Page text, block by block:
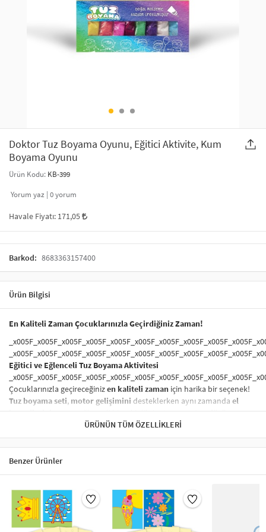
SAÇ AKSESUARLARI
GELİN / DÜĞÜN AKSESUARLARI
ŞAL VE FULAR
ODA KOKUSU VE MUM
YILBAŞI ÜRÜNLERİ
Doktor Tuz Boyama Oyunu, Eğitici Aktivite, Kum
Boyama Oyunu
Ürün Kodu: KB-399
Yorum yaz | 0yorum
Havale Fiyatı: 171,05
Barkod: 8683363157400
Ürün Bilgisi
En Kaliteli Zaman Çocuklarınızla Geçirdiğiniz Zaman!
Eğitici ve Eğlenceli Tuz Boyama Aktivitesi
Çocuklarınızla geçireceğinizen kaliteli zaman için harika bir seçenek!
Tuz boyama seti, motor gelişimini desteklerken aynı zamanda el
becerileriniartıran eğlenceli bir etkinliktir. Hemyaratıcı düşünme
sanat becerilerikazandıran bu aktivite, çocukların
becerilerinigeliştirir. Aileyle birlikte yapılabilecekeğitici oyunlar
arasında yer alır.
Sağlığa Zararsız ve Güvenli Boyama Seti
Ürünümüzde kullanılan
boyalartamamensağlığa zararsız
çocuklarınızın güvenliği her zaman ön planda tutulmuştur. Çocuklar
ÜRÜNÜN TÜM ÖZELLIKLERI
Benzer Ürünler